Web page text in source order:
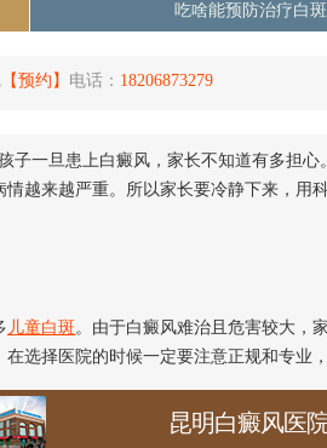
吃啥能预防治疗白
【预约】 电话： 18206873279
子一旦患上白癜风，家长不知道有多担心
越来越严重。所以家长要冷静下来，用科
儿童白斑。由于白癜风难治且危害较大，
选择医院的时候一定要注意正规和专业
昆明白癜风医